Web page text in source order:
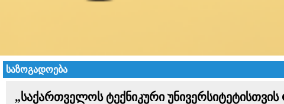
საზოგადოება
„საქართველოს ტექნიკური